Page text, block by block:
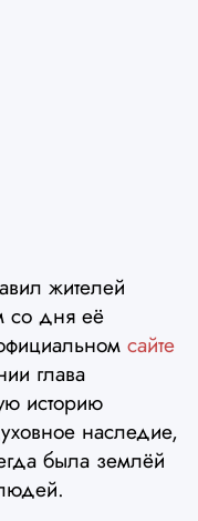
жителей
со дня её
сайте
глава
историю
наследие,
была землёй